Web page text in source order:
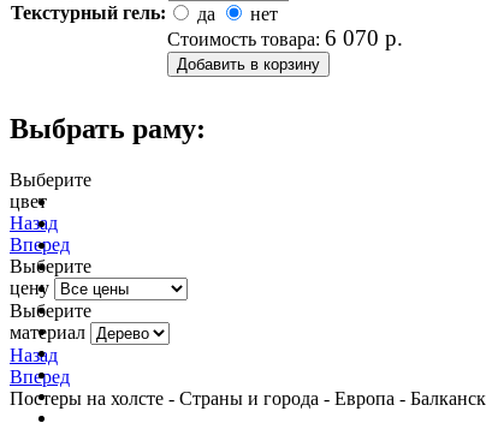
Текстурный гель:
да
нет
Стоимость товара: 6 070 р.
Выбрать раму:
Выберите
цвет
Назад
Вперед
Выберите
цену
Выберите
материал
Назад
Вперед
Постеры на холсте - Страны и города - Европа -